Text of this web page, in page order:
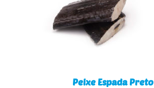
Peixe Espada Preto
Peixe Espada Preto